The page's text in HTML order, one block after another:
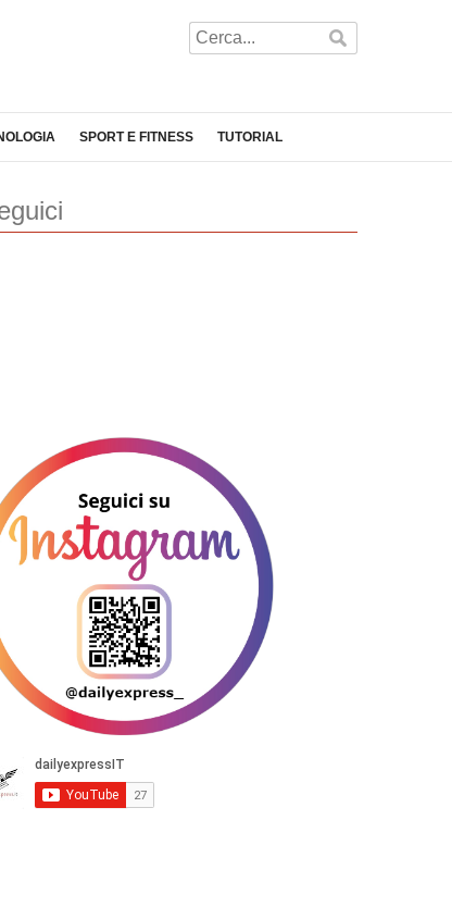
SPORT E FITNESS TUTORIAL